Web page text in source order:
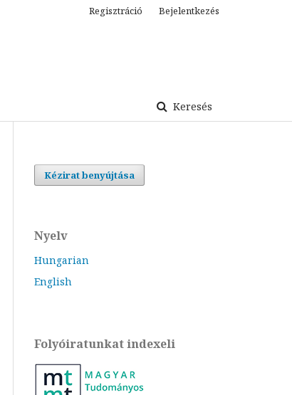
Keresés
Regisztráció Bejelentkezés
Kézirat benyújtása
Nyelv
Hungarian
English
Folyóiratunkat indexeli